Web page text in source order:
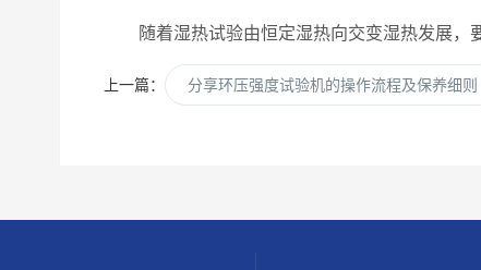
随着湿热试验由恒定湿热向交变湿热发展，要
上一篇： 分享环压强度试验机的操作流程及保养细则